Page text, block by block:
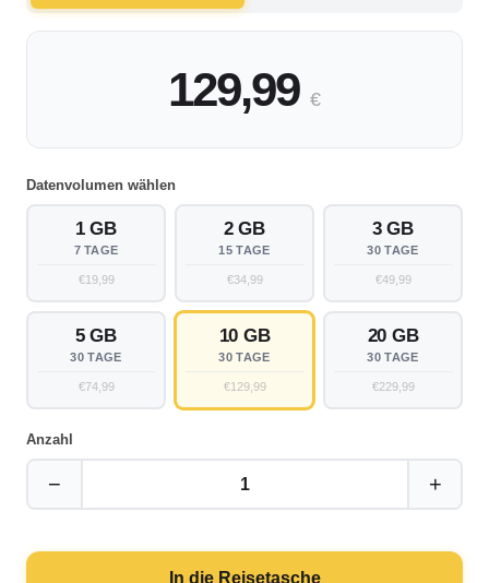
129,99 €
Datenvolumen wählen
1 GB
7 TAGE
€19,99
2 GB
15 TAGE
€34,99
3 GB
30 TAGE
€49,99
5 GB
30 TAGE
€74,99
10 GB
30 TAGE
€129,99
20 GB
30 TAGE
€229,99
Anzahl
− 1 +
In die Reisetasche